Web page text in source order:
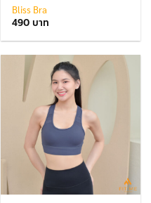
Bliss Bra
490